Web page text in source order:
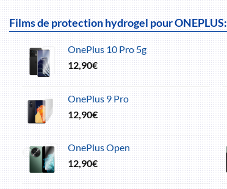
Films de protection hydrogel pour ONEPLUS:
OnePlus 10 Pro 5g
12,90€
OnePlus 9 Pro
12,90€
OnePlus Open
12,90€